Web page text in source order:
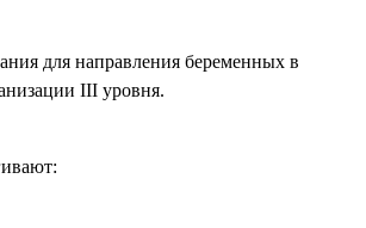
для направления беременных в
III уровня.